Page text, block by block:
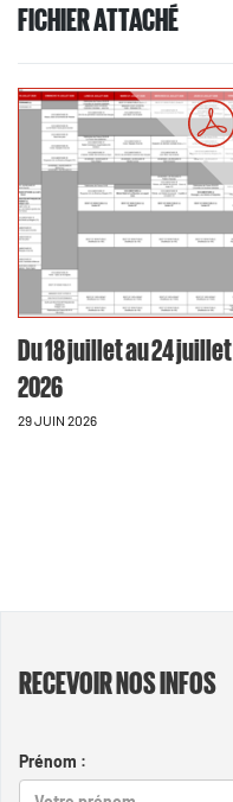
FICHIER ATTACHÉ
Du 18 juillet au 24 juillet
2026
29 JUIN 2026
RECEVOIR NOS INFOS
Prénom :